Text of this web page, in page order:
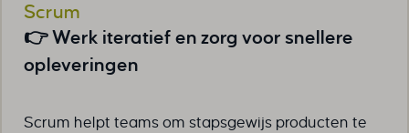
Scrum
👉 Werk iteratief en zorg voor snellere
opleveringen
Scrum helpt teams om stapsgewijs producten te